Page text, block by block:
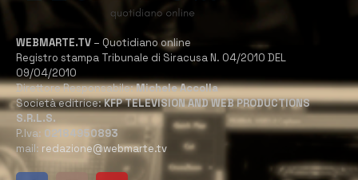
WEBMARTE.TV – Quotidiano online
Registro stampa Tribunale di Siracusa N. 04/2010 DEL
09/04/2010
Direttore Responsabile:Michele Accolla
Società editrice:KFP TELEVISION AND WEB PRODUCTIONS
S.R.L.S.
P.Iva: 02184950893
mail: redazione@webmarte.tv